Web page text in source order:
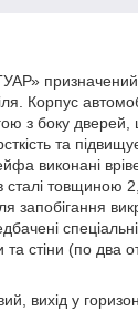
призначений
Корпус
з боку дверей,
та
виконані
сталі товщиною
запобігання
та стіни (по два
вихід у